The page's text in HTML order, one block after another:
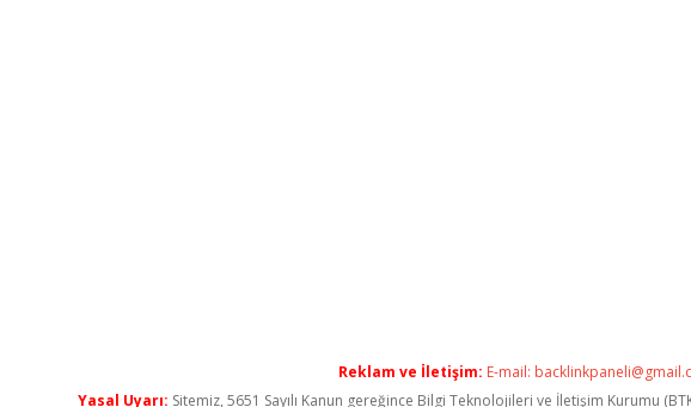
Reklam ve İletişim: E-mail:
Yasal Uyarı: Sitemiz, 5651 Sayılı Kanun gereğince Bilgi Teknolojileri ve İletişim Kurumu